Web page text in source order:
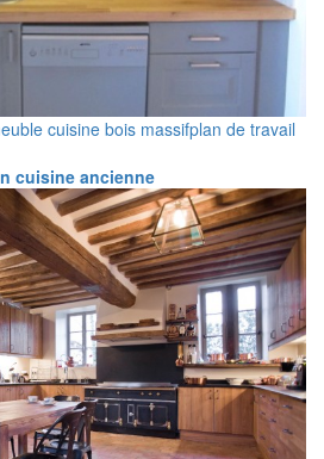
cuisine bois massifplan de travail
cuisine ancienne